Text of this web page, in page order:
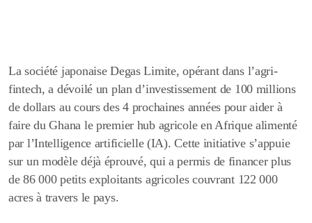
La société japonaise Degas Limite, opérant dans l’agri-
fintech, a dévoilé un plan d’investissement de 100 millions
de dollars au cours des 4 prochaines années pour aider à
faire du Ghana le premier hub agricole en Afrique alimenté
par l’Intelligence artificielle (IA). Cette initiative s’appuie
sur un modèle déjà éprouvé, qui a permis de financer plus
de 86 000 petits exploitants agricoles couvrant 122 000
acres à travers le pays.